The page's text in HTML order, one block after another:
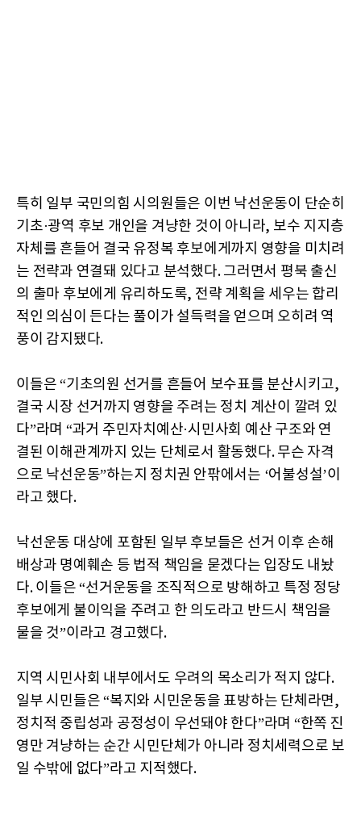
특히 일부 국민의힘 시의원들은 이번 낙선운동이 단순히
기초·광역 후보 개인을 겨냥한 것이 아니라, 보수 지지층
자체를 흔들어 결국 유정복 후보에게까지 영향을 미치려
는 전략과 연결돼 있다고 분석했다. 그러면서 평북 출신
의 출마 후보에게 유리하도록, 전략 계획을 세우는 합리
적인 의심이 든다는 풀이가 설득력을 얻으며 오히려 역
풍이 감지됐다.
이들은 “기초의원 선거를 흔들어 보수표를 분산시키고,
결국 시장 선거까지 영향을 주려는 정치 계산이 깔려 있
다”라며 “과거 주민자치예산·시민사회 예산 구조와 연
결된 이해관계까지 있는 단체로서 활동했다. 무슨 자격
으로 낙선운동”하는지 정치권 안팎에서는 ‘어불성설’이
라고 했다.
낙선운동 대상에 포함된 일부 후보들은 선거 이후 손해
배상과 명예훼손 등 법적 책임을 묻겠다는 입장도 내놨
다. 이들은 “선거운동을 조직적으로 방해하고 특정 정당
후보에게 불이익을 주려고 한 의도라고 반드시 책임을
물을 것”이라고 경고했다.
지역 시민사회 내부에서도 우려의 목소리가 적지 않다.
일부 시민들은 “복지와 시민운동을 표방하는 단체라면,
정치적 중립성과 공정성이 우선돼야 한다”라며 “한쪽 진
영만 겨냥하는 순간 시민단체가 아니라 정치세력으로 보
일 수밖에 없다”라고 지적했다.